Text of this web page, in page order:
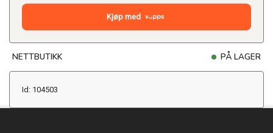
Kjøp med
NETTBUTIKK PÅ LAGER
Id: 104503